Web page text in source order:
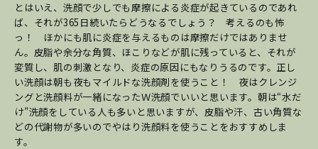
とはいえ、洗顔で少しでも摩擦による炎症が起きているのであれ
ば、それが365日続いたらどうなるでしょう？ 考えるのも怖
っ！ ほかにも肌に炎症を与えるものは摩擦だけではありませ
ん。皮脂や余分な角質、ほこりなどが肌に残っていると、それが
変質し、肌の刺激となり、炎症の原因にもなりうるのです。正し
い洗顔は朝も夜もマイルドな洗顔剤を使うこと！ 夜はクレンジ
ングと洗顔料が一緒になったＷ洗顔でいいと思います。朝は“水だ
け”洗顔をしている人も多いと思いますが、皮脂や汗、古い角質な
どの代謝物が多いのでやはり洗顔料を使うことをおすすめしま
す。